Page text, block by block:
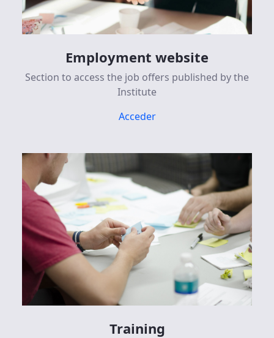
Employment website
Section to access the job offers published by the
Institute
Acceder
Training